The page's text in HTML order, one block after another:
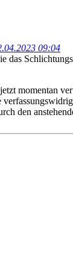
09:04
das
momentan
den